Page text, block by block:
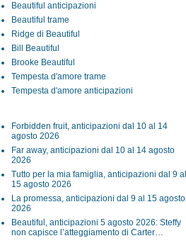
Beautiful anticipazioni
Beautiful trame
Ridge di Beautiful
Bill Beautiful
Brooke Beautiful
Tempesta d'amore trame
Tempesta d'amore anticipazioni
Forbidden fruit, anticipazioni dal 10 al 14
agosto 2026
Far away, anticipazioni dal 10 al 14 agosto
2026
Tutto per la mia famiglia, anticipazioni dal 9 al
15 agosto 2026
La promessa, anticipazioni dal 9 al 15 agosto
2026
Beautiful, anticipazioni 5 agosto 2026: Steffy
non capisce l’atteggiamento di Carter…